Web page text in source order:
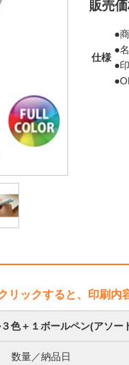
販売
仕様
●
●
●
リックすると、印刷内
色＋１ボールペン(アソ
数量／納品日